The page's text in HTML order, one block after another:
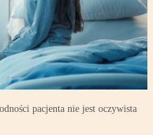
pacjenta nie jest oczywista